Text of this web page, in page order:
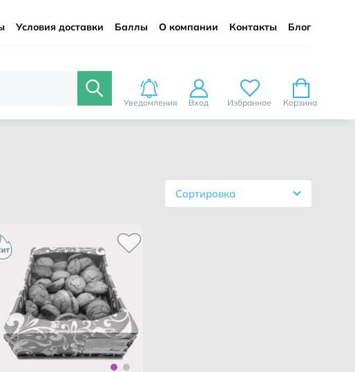
Условия доставки Баллы О компании Контакты Блог
Уведомления Вход Избранное Корзина
Сортировка